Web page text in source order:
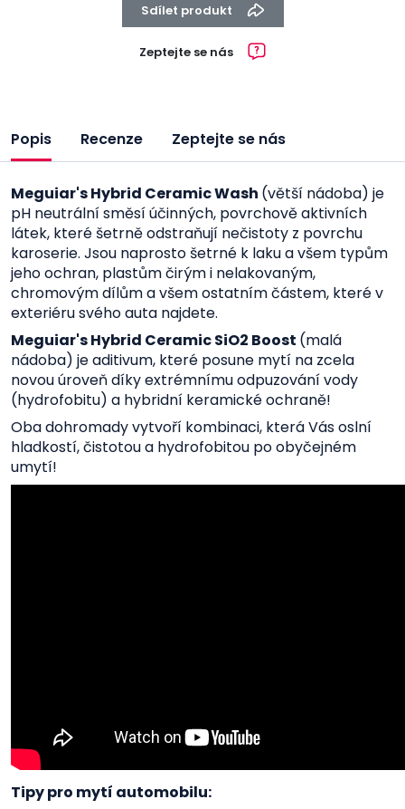
Zeptejte se nás
Sdílet produkt
Popis Recenze Zeptejte se nás
Meguiar's Hybrid Ceramic Wash (větší nádoba) je
pH neutrální směsí účinných, povrchově aktivních
látek, které šetrně odstraňují nečistoty z povrchu
karoserie. Jsou naprosto šetrné k laku a všem typům
jeho ochran, plastům čirým i nelakovaným,
chromovým dílům a všem ostatním částem, které v
exteriéru svého auta najdete.
Meguiar's Hybrid Ceramic SiO2 Boost (malá
nádoba) je aditivum, které posune mytí na zcela
novou úroveň díky extrémnímu odpuzování vody
(hydrofobitu) a hybridní keramické ochraně!
Oba dohromady vytvoří kombinaci, která Vás oslní
hladkostí, čistotou a hydrofobitou po obyčejném
umytí!
Tipy pro mytí automobilu: